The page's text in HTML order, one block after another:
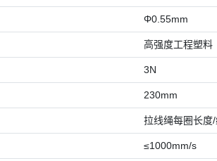
Φ0.55mm
高强度工程塑料
3N
230mm
拉线绳每圈长度
≤1000mm/s